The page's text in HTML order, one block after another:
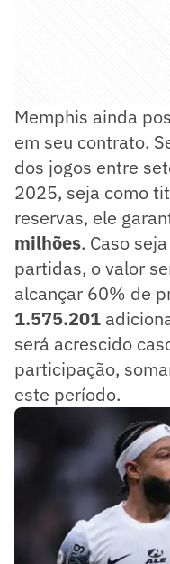
Memphis ainda
em seu contrato.
dos jogos entre
2025, seja como
reservas, ele
milhões. Caso
partidas, o valor
alcançar 60% de
1.575.201
será acrescido
participação,
este período.